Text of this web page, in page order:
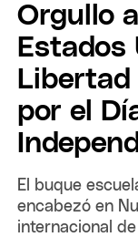
Orgullo
Estados
por el
El buque
encabezó en
internacional